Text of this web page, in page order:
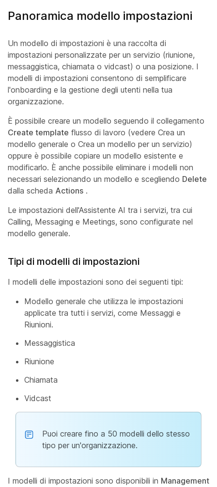
Panoramica modello impostazioni
Un modello di impostazioni è una raccolta di
impostazioni personalizzate per un servizio (riunione,
messaggistica, chiamata o vidcast) o una posizione. I
modelli di impostazioni consentono di semplificare
l'onboarding e la gestione degli utenti nella tua
organizzazione.
È possibile creare un modello seguendo il collegamento
Create template flusso di lavoro (vedere Crea un
modello generale o Crea un modello per un servizio)
oppure è possibile copiare un modello esistente e
modificarlo. È anche possibile eliminare i modelli non
necessari selezionando un modello e scegliendo Delete
dalla scheda Actions .
Le impostazioni dell'Assistente AI tra i servizi, tra cui
Calling, Messaging e Meetings, sono configurate nel
modello generale.
Tipi di modelli di impostazioni
I modelli delle impostazioni sono dei seguenti tipi:
Modello generale che utilizza le impostazioni
applicate tra tutti i servizi, come Messaggi e
Riunioni.
Messaggistica
Riunione
Chiamata
Vidcast
Puoi creare fino a 50 modelli dello stesso
tipo per un'organizzazione.
I modelli di impostazioni sono disponibili in Management